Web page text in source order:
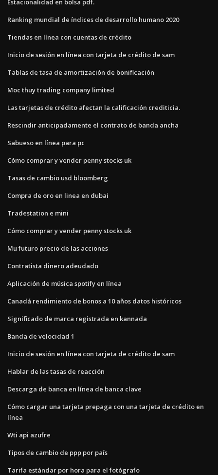
Estacionalidad en bolsa pdf.
Ranking mundial de índices de desarrollo humano 2020
Tiendas en línea con cuentas de crédito
Inicio de sesión en línea con tarjeta de crédito de sam
Tablas de tasa de amortización de bonificación
Moc thuy trading company limited
Las tarjetas de crédito afectan la calificación crediticia.
Rescindir anticipadamente el contrato de banda ancha
Sabueso en línea para pc
Cómo comprar y vender penny stocks uk
Tasas de cambio usd bloomberg
Compra de oro en linea en dubai
Tradestation e mini
Cómo comprar y vender penny stocks uk
Mu futuro precio de las acciones
Contratista dinero adeudado
Aplicación de música spotify en línea
Canadá rendimiento de bonos a 10 años datos históricos
Significado de marca registrada en kannada
Banda de velocidad 1
Inicio de sesión en línea con tarjeta de crédito de sam
Hablar de las tasas de reacción
Descarga de banca en línea de banca clave
Cómo cargar una tarjeta prepaga con una tarjeta de crédito en
línea
Wti api azufre
Tipos de cambio de ppp por país
Tarifa estándar por hora para el fotógrafo